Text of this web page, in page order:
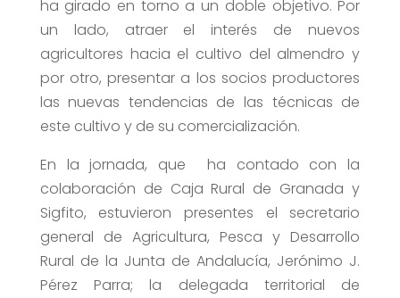
ha girado en torno a un doble objetivo. Por
un lado, atraer el interés de nuevos
agricultores hacia el cultivo del almendro y
por otro, presentar a los socios productores
las nuevas tendencias de las técnicas de
este cultivo y de su comercialización.
En la jornada, que
ha contado con la
colaboración de Caja Rural de Granada y
Sigfito, estuvieron presentes el secretario
general de Agricultura, Pesca y Desarrollo
Rural de la Junta de Andalucía, Jerónimo J.
Pérez Parra; la delegada territorial de